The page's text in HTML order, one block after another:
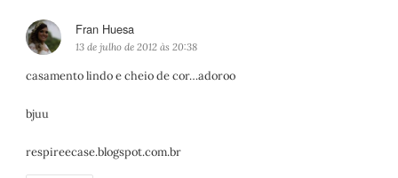
Fran Huesa
i
s
13 de julho de 2012 às 20:38
casamento lindo e cheio de cor…adoroo
bjuu
respireecase.blogspot.com.br